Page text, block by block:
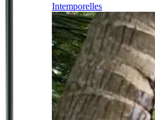
Intemporelles